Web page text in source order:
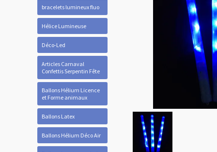
bracelets lumineux fluo
Hélice Lumineuse
Déco-Led
Articles Carnaval
Confettis Serpentin Fête
Ballons Hélium Licence
et Forme animaux
Ballons Latex
Ballons Hélium Déco Air